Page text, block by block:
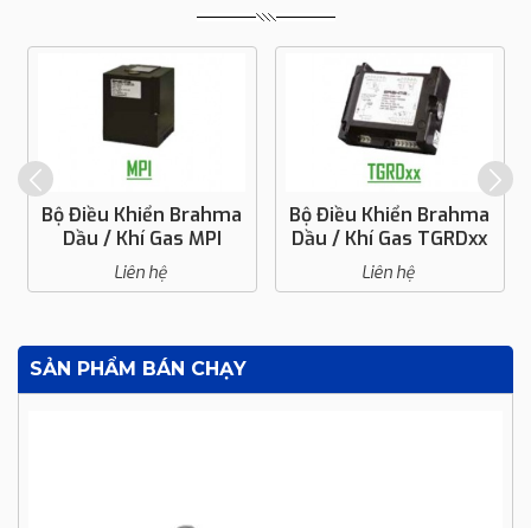
Bộ Điều Khiển Brahma
Dầu / Khí Gas MPI
Liên hệ
Bộ Điều Khiển Brahma
Dầu / Khí Gas TGRDxx
Liên hệ
SẢN PHẨM BÁN CHẠY